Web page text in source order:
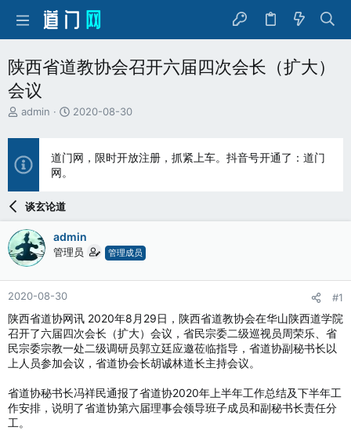
陕西省道教协会召开六届四次会长（扩大）
会议
主
发
起
人
admin
开
间
2020-08-30
道门网，限时开放注册，抓紧上车。抖音号开通了：道门
网。
谈玄论道
admin
管理员 管理成员
2020-08-30 #1
陕西省道协网讯 2020年8月29日，陕西省道教协会在华山陕西道学院
召开了六届四次会长（扩大）会议，省民宗委二级巡视员周荣乐、省
民宗委宗教一处二级调研员郭立廷应邀莅临指导，省道协副秘书长以
上人员参加会议，省道协会长胡诚林道长主持会议。
省道协秘书长冯祥民通报了省道协2020年上半年工作总结及下半年工
作安排，说明了省道协第六届理事会领导班子成员和副秘书长责任分
工。